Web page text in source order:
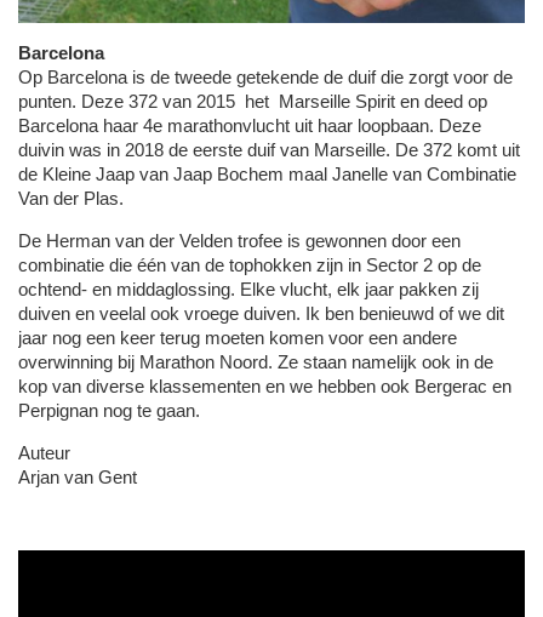
Barcelona
Op Barcelona is de tweede getekende de duif die zorgt voor de
punten. Deze 372 van 2015 het Marseille Spirit en deed op
Barcelona haar 4e marathonvlucht uit haar loopbaan. Deze
duivin was in 2018 de eerste duif van Marseille. De 372 komt uit
de Kleine Jaap van Jaap Bochem maal Janelle van Combinatie
Van der Plas.
De Herman van der Velden trofee is gewonnen door een
combinatie die één van de tophokken zijn in Sector 2 op de
ochtend- en middaglossing. Elke vlucht, elk jaar pakken zij
duiven en veelal ook vroege duiven. Ik ben benieuwd of we dit
jaar nog een keer terug moeten komen voor een andere
overwinning bij Marathon Noord. Ze staan namelijk ook in de
kop van diverse klassementen en we hebben ook Bergerac en
Perpignan nog te gaan.
Auteur
Arjan van Gent